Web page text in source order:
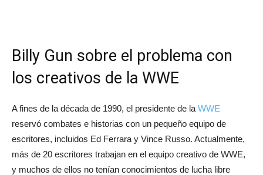
Billy Gun sobre el problema con
los creativos de la WWE
A fines de la década de 1990, el presidente de la WWE
reservó combates e historias con un pequeño equipo de
escritores, incluidos Ed Ferrara y Vince Russo. Actualmente,
más de 20 escritores trabajan en el equipo creativo de WWE,
y muchos de ellos no tenían conocimientos de lucha libre